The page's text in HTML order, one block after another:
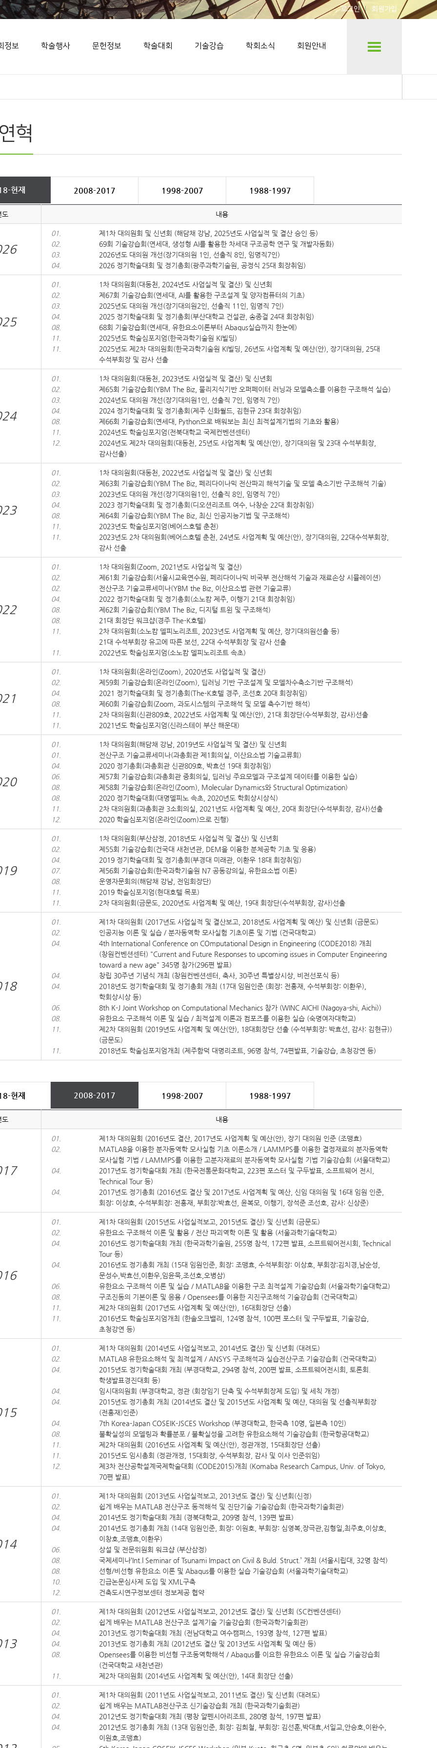
로그인 회원가입
정보 학술행사 문헌정보 학술대회 기술강습 학회소식 회원안내
혁
현재 2008-2017 1998-2007 1988-1997
도 내용
01.
제1차 대의원회 및 신년회 (해담채 강남, 2025년도 사업실적 및 결산 승인 등)
02.
69회 기술강습회(연세대, 생성형 AI를 활용한 차세대 구조공학 연구 및 개발자동화)
03.
2026년도 대의원 개선(장기대의원 1인, 선출직 8인, 임명직7인)
04.
2026 정기학술대회 및 정기총회(광주과학기술원, 공정식 25대 회장취임)
01.
1차 대의원회(대동천, 2024년도 사업실적 및 결산) 및 신년회
02.
제67회 기술강습회(연세대, AI를 활용한 구조설계 및 양자컴퓨터의 기초)
03.
2025년도 대의원 개선(장기대의원2인, 선출직 11인, 임명직 7인)
04.
2025 정기학술대회 및 정기총회(부산대학교 건설관, 송종걸 24대 회장취임)
08.
68회 기술강습회(연세대, 유한요소이론부터 Abaqus실습까지 한눈에)
11.
2025년도 학술심포지엄(한국과학기술원 KI빌딩)
11.
2025년도 제2차 대의원회(한국과학기술원 KI빌딩, 26년도 사업계획 및 예산(안), 장기대의원, 25대
수석부회장 및 감사 선출
01.
1차 대의원회(대동천, 2023년도 사업실적 및 결산) 및 신년회
02.
제65회 기술강습회(YBM The Biz, 물리지식기반 오퍼페이터 러닝과 모델축소를 이용한 구조해석 실습)
03.
2024년도 대의원 개선(장기대의원1인, 선출직 7인, 임명직 7인)
04.
2024 정기학술대회 및 정기총회(제주 신화월드, 김현규 23대 회장취임)
08.
제66회 기술강습회(연세대, Python으로 배워보는 최신 최적설계기법의 기초와 활용)
11.
2024년도 학술심포지엄(전북대학교 국제컨벤션센터)
12.
2024년도 제2차 대의원회(대동천, 25년도 사업계획 및 예산(안), 장기대의원 및 23대 수석부회장,
감사선출)
01.
1차 대의원회(대동천, 2022년도 사업실적 및 결산) 및 신년회
02.
제63회 기술강습회(YBM The Biz, 페리다이나믹 전산파괴 해석기술 및 모델 축소기반 구조해석 기술)
03.
2023년도 대의원 개선(장기대의원1인, 선출직 8인, 임명직 7인)
04.
2023 정기학술대회 및 정기총회(디오션리조트 여수, 나창순 22대 회장취임)
08.
제64회 기술강습회(YBM The Biz, 최신 인공지능기법 및 구조해석)
11.
2023년도 학술심포지엄(베어스호텔 춘천)
11.
2023년도 2차 대의원회(베어스호텔 춘천, 24년도 사업계획 및 예산(안), 장기대의원, 22대수석부회장,
감사 선출
01.
1차 대의원회(Zoom, 2021년도 사업실적 및 결산)
02.
제61회 기술강습회(서울시교육연수원, 페리다이나믹 비국부 전산해석 기술과 재료손상 시뮬레이션)
02.
전산구조 기술교류세미나(YBM the Biz, 이산요소법 관련 기술교류)
04.
2022 정기학술대회 및 정기총회(소노캄 제주, 이행기 21대 회장취임)
08.
제62회 기술강습회(YBM The Biz, 디지털 트윈 및 구조해석)
08.
21대 회장단 워크샵(경주 The-K호텔)
11.
2차 대의원회(소노캄 델피노리조트, 2023년도 사업계획 및 예산, 장기대의원선출 등)
21대 수석부회장 유고에 따른 보선, 22대 수석부회장 및 감사 선출
11.
2022년도 학술심포지엄(소노캄 델피노리조트 속초)
01.
1차 대의원회(온라인(Zoom), 2020년도 사업실적 및 결산)
02.
제59회 기술강습회(온라인(Zoom), 딥러닝 기반 구조설계 및 모델차수축소기반 구조해석)
04.
2021 정기학술대회 및 정기총회(The-K호텔 경주, 조선호 20대 회장취임)
08.
제60회 기술강습회(Zoom, 과도시스템의 구조해석 및 모델 축수기반 해석)
11.
2차 대의원회(신관809호, 2022년도 사업계획 및 예산(안), 21대 회장단(수석부회장, 감사)선출
11.
2021년도 학술심포지엄(신라스테이 부산 해운대)
01.
1차 대의원회(해담채 강남, 2019년도 사업실적 및 결산) 및 신년회
01.
전산구조 기술교류세미나(과총회관 제1회의실, 이산요소법 기술교류회)
04.
2020 정기총회(과총회관 신관809호, 박효선 19대 회장취임)
06.
제57회 기술강습회(과총회관 중회의실, 딥러닝 주요모델과 구조설계 데이터를 이용한 실습)
08.
제58회 기술강습회(온라인(Zoom), Molecular Dynamics와 Structural Optimization)
08.
2020 정기학술대회(대명델피노 속초, 2020년도 학회상시상식)
11.
2차 대의원회(과총회관 3소회의실, 2021년도 사업계획 및 예산, 20대 회장단(수석부회장, 감사)선출
12.
2020 학술심포지엄(온라인(Zoom)으로 진행)
01.
1차 대의원회(부산삼정, 2018년도 사업실적 및 결산) 및 신년회
02.
제55회 기술강습회(건국대 새천년관, DEM을 이용한 분체공학 기초 및 응용)
04.
2019 정기학술대회 및 정기총회(부경대 미래관, 이환우 18대 회장취임)
07.
제56회 기술강습회(한국과학기술원 N7 공동강의실, 유한요소법 이론)
08.
운영자문회의(해담채 강남, 전임회장단)
11.
2019 학술심포지엄(현대호텔 목포)
11.
2차 대의원회(금문도, 2020년도 사업계획 및 예산, 19대 회장단(수석부회장, 감사)선출
01.
제1차 대의원회 (2017년도 사업실적 및 결산보고, 2018년도 사업계획 및 예산) 및 신년회 (금문도)
02.
인공지능 이론 및 실습 / 분자동역학 모사실험 기초이론 및 기법 (건국대학교)
04.
4th International Conference on COmputational Design in Engineering (CODE2018) 개최
(창원컨벤션센터) "Current and Future Responses to upcoming issues in Computer Engineering
toward a new age" 345명 참가(296편 발표)
04.
창립 30주년 기념식 개최 (창원컨벤션센터, 축사, 30주년 특별상시상, 비전선포식 등)
04.
2018년도 정기학술대회 및 정기총회 개최 (17대 임원인준 (회장: 전흥재, 수석부회장: 이환우),
학회상시상 등)
06.
8th K-J Joint Workshop on Computational Mechanics 참가 (WINC AICHI (Nagoya-shi, Aichi))
08.
유한요소 구조해석 이론 및 실습 / 최적설계 이론과 컴포즈를 이용한 실습 (숙명여자대학교)
11.
제2차 대의원회 (2019년도 사업계획 및 예산(안), 18대회장단 선출 (수석부회장: 박효선, 감사: 김현규))
(금문도)
11.
2018년도 학술심포지엄개최 (제주함덕 대명리조트, 96명 참석, 74편발표, 기술강습, 초청강연 등)
현재 2008-2017 1998-2007 1988-1997
도 내용
01.
제1차 대의원회 (2016년도 결산, 2017년도 사업계획 및 예산(안), 장기 대의원 인준 (조맹효)
02.
MATLAB을 이용한 분자동역학 모사실험 기초 이론소개 / LAMMPS를 이용한 결정재료의 분자동역학
모사실험 기법 / LAMMPS를 이용한 고분자재료의 분자동역학 모사실험 기법 기술강습회 (서울대학교)
04.
2017년도 정기학술대회 개최 (한국전통문화대학교, 223편 포스터 및 구두발표, 소프트웨어 전시,
Technical Tour 등)
04.
2017년도 정기총회 (2016년도 결산 및 2017년도 사업계획 및 예산, 신임 대의원 및 16대 임원 인준,
회장: 이상호, 수석부회장: 전흥재, 부회장:박효선, 윤복모, 이행기, 장석준 조선호, 감사: 신상준)
01.
제1차 대의원회 (2015년도 사업실적보고, 2015년도 결산) 및 신년회 (금문도)
02.
유한요소 구조해석 이론 및 활용 / 전산 파괴역학 이론 및 활용 (서울과학기술대학교)
04.
2016년도 정기학술대회 개최 (한국과학기술원, 255명 참석, 172편 발표, 소프트웨어전시회, Technical
Tour 등)
04.
2016년도 정기총회 개최 (15대 임원인준, 회장: 조맹효, 수석부회장: 이상호, 부회장:김치경,남순성,
문성수,박효선,이환우,임윤묵,조선호,오병삼)
06.
유한요소 구조해석 이론 및 실습 / MATLAB을 이용한 구조 최적설계 기술강습회 (서울과학기술대학교)
08.
구조진동의 기본이론 및 응용 / Opensees를 이용한 지진구조해석 기술강습회 (건국대학교)
11.
제2차 대의원회 (2017년도 사업계획 및 예산(안), 16대회장단 선출)
11.
2016년도 학술심포지엄개최 (한솔오크밸리, 124명 참석, 100편 포스터 및 구두발표, 기술강습,
초청강연 등)
01.
제1차 대의원회 (2014년도 사업실적보고, 2014년도 결산) 및 신년회 (대려도)
02.
MATLAB 유한요소해석 및 최적설계 / ANSYS 구조해석과 실습전산구조 기술강습회 (건국대학교)
04.
2015년도 정기학술대회 개최 (부경대학교, 294명 참석, 200편 발표, 소프트웨어전시회, 토론회.
학생발표경진대회 등)
04.
임시대의원회 (부경대학교, 정관 (회장임기 단축 및 수석부회장제 도입) 및 세칙 개정)
04.
2015년도 정기총회 개최 (2014년도 결산 및 2015년도 사업계획 및 예산, 대의원 및 선출직부회장
(전흥재)인준)
04.
7th Korea-Japan COSEIK-JSCES Workshop (부경대학교, 한국측 10명, 일본측 10인)
08.
불확실성의 모델링과 확률분포 / 불확실성을 고려한 유한요소해석 기술강습회 (한국항공대학교)
11.
제2차 대의원회 (2016년도 사업계획 및 예산(안), 정관개정, 15대회장단 선출)
11.
2015년도 임시총회 (정관개정, 15대회장, 수석부회장, 감사 및 이사 인준위임)
12.
제3차 전산공학설계국제학술대회 (CODE2015)개최 (Komaba Research Campus, Univ. of Tokyo,
70편 발표)
01.
제1차 대의원회 (2013년도 사업실적보고, 2013년도 결산) 및 신년회(신정)
02.
쉽게 배우는 MATLAB 전산구조 동적해석 및 진단기술 기술강습회 (한국과학기술회관)
04.
2014년도 정기학술대회 개최 (경북대학교, 209명 참석, 139편 발표)
04.
2014년도 정기총회 개최 (14대 임원인준, 회장: 이원호, 부회장: 심영복,장극관,김형일,최주호,이상호,
이창호,조맹효,이환우)
06.
상설 및 전문위원회 워크샵 (부산삼정)
08.
국제세미나‘Int.l Seminar of Tsunami Impact on Civil & Buld. Struct.’ 개최 (서울시립대, 32명 참석)
08.
선형/비선형 유한요소 이론 및 Abaqus를 이용한 실습 기술강습회 (서울과학기술대학교)
10.
긴급논문심사제 도입 및 XML구축
12.
건축도시연구정보센터 정보제공 협약
01.
제1차 대의원회 (2012년도 사업실적보고, 2012년도 결산) 및 신년회 (SC컨벤션센터)
02.
쉽게 배우는 MATLAB 전산구조 설계기술 기술강습회 (한국과학기술회관)
04.
2013년도 정기학술대회 개최 (전남대학교 여수캠퍼스, 193명 참석, 127편 발표)
04.
2013년도 정기총회 개최 (2012년도 결산 및 2013년도 사업계획 및 예산 등)
08.
Opensees를 이용한 비선형 구조동역학해석 / Abaqus를 이요한 유한요소 이론 및 실습 기술강습회
(건국대학교 새천년관)
11.
제2차 대의원회 (2014년도 사업계획 및 예산(안), 14대 회장단 선출)
01.
제1차 대의원회 (2011년도 사업실적보고, 2011년도 결산) 및 신년회 (대려도)
02.
쉽게 배우는 MATLAB전산구조 신기술강습회 개최 (한국과학기술회관)
04.
2012년도 정기학술대회 개최 (평창 알펜시아리조트, 280명 참석, 197편 발표)
04.
2012년도 정기총회 개최 (13대 임원인준, 회장: 김희철, 부회장: 김선훈,박대효,서일교,안승호,이완수,
이원호,조맹효)